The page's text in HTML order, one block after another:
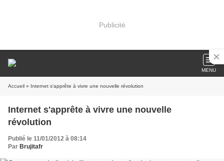
Publicité
MENU
Accueil » Internet s'apprête à vivre une nouvelle révolution
Internet s'apprête à vivre une nouvelle
révolution
Publié le 11/01/2012 à 08:14
Par Brujitafr